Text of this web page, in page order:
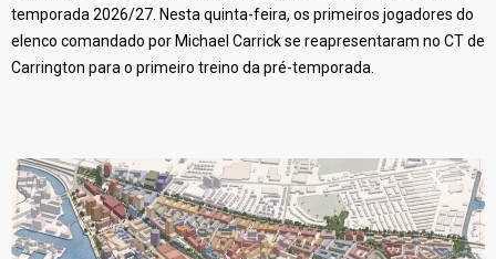
temporada 2026/27. Nesta quinta-feira, os primeiros jogadores do
elenco comandado por Michael Carrick se reapresentaram no CT de
Carrington para o primeiro treino da pré-temporada.